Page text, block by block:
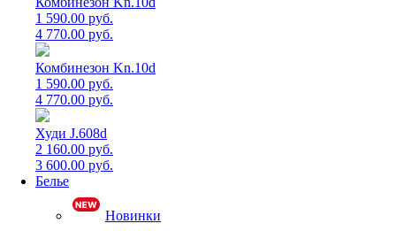
1 590.00 руб.
4 770.00 руб.
Комбинезон Kn.10d
1 590.00 руб.
4 770.00 руб.
Худи J.608d
2 160.00 руб.
3 600.00 руб.
Белье
Новинки